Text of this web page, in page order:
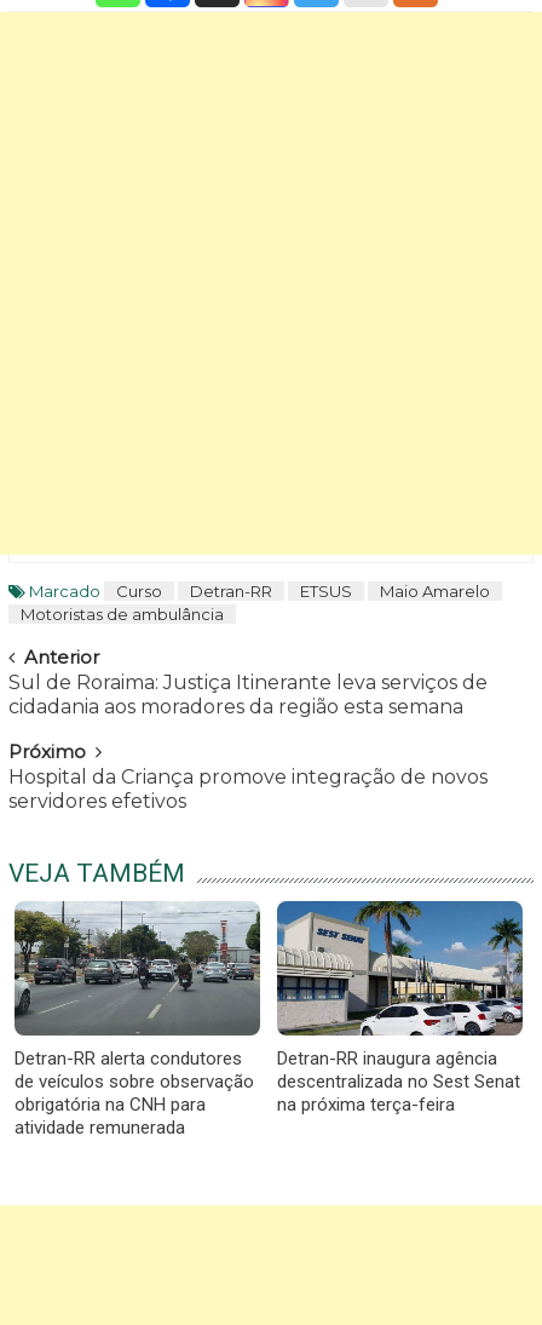
Marcado Curso Detran-RR ETSUS
Maio Amarelo
Motoristas de ambulância
Navegar
Anterior
Sul de Roraima: Justiça Itinerante leva serviços de
cidadania aos moradores da região esta semana
Próximo
Hospital da Criança promove integração de novos
servidores efetivos
VEJA TAMBÉM
Detran-RR alerta condutores
de veículos sobre observação
obrigatória na CNH para
atividade remunerada
Detran-RR inaugura agência
descentralizada no Sest Senat
na próxima terça-feira